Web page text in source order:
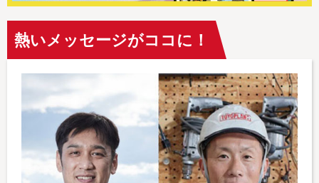
熱いメッセージがココに！